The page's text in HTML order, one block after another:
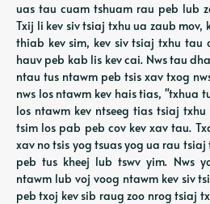
uas tau cuam tshuam rau peb lub
Txij li kev siv tsiaj txhu ua zaub mov,
thiab kev sim, kev siv tsiaj txhu tau
hauv peb kab lis kev cai. Nws tau
ntau tus ntawm peb tsis xav txog
nws los ntawm kev hais tias, "txhua
los ntawm kev ntseeg tias tsiaj
tsim los pab peb cov kev xav tau.
xav no tsis yog tsuas yog ua rau
peb tus kheej lub tswv yim. Nws
ntawm lub voj voog ntawm kev siv
peb txoj kev sib raug zoo nrog tsiaj